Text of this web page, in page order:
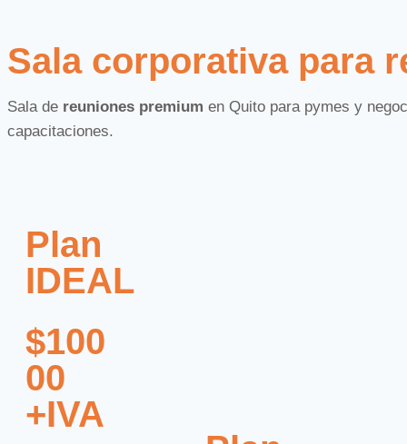
00
Sala corporativa para
Sala de reuniones premium en Quito para pymes y
capacitaciones.
Plan
IDEAL
$100
00
+IVA